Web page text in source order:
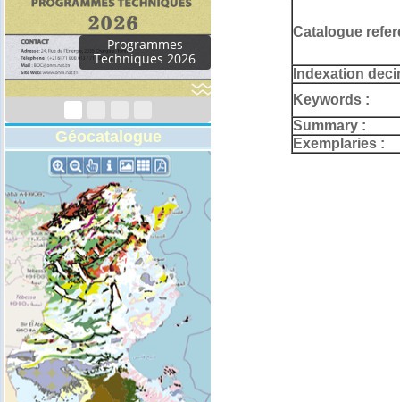
Programmes
Techniques 2026
Géocatalogue
Catalogue
Indexation
Keywords :
Summary :
Exemplaries :